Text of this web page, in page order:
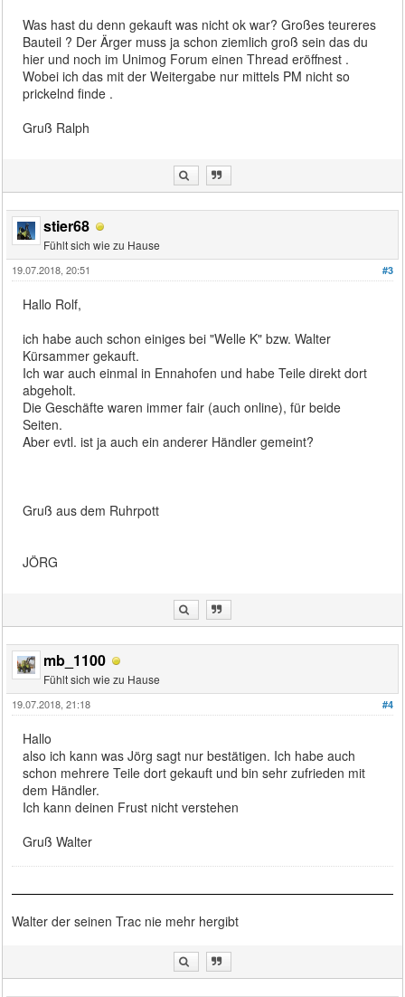
Was hast du denn gekauft was nicht ok war? Großes teureres
Bauteil ? Der Ärger muss ja schon ziemlich groß sein das du
hier und noch im Unimog Forum einen Thread eröffnest .
Wobei ich das mit der Weitergabe nur mittels PM nicht so
prickelnd finde .
Gruß Ralph
stier68
Fühlt sich wie zu Hause
#3
19.07.2018, 20:51
Hallo Rolf,
ich habe auch schon einiges bei "Welle K" bzw. Walter
Kürsammer gekauft.
Ich war auch einmal in Ennahofen und habe Teile direkt dort
abgeholt.
Die Geschäfte waren immer fair (auch online), für beide
Seiten.
Aber evtl. ist ja auch ein anderer Händler gemeint?
Gruß aus dem Ruhrpott
JÖRG
mb_1100
Fühlt sich wie zu Hause
#4
19.07.2018, 21:18
Hallo
also ich kann was Jörg sagt nur bestätigen. Ich habe auch
schon mehrere Teile dort gekauft und bin sehr zufrieden mit
dem Händler.
Ich kann deinen Frust nicht verstehen
Gruß Walter
Walter der seinen Trac nie mehr hergibt